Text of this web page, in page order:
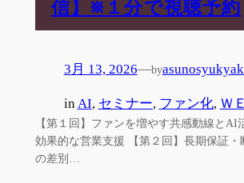
信】※１分で視聴予約
3月 13, 2026—by
inAI, セミナー, ファン化, Ｗ
【第１回】ファンを増やす共感動線とAI
効果的な営業支援 【第２回】長期保証・
の差別…